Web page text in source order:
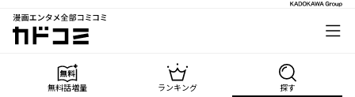
漫画エンタメ全部コミコミ
カドコミ
無料話増量 ランキング 探す